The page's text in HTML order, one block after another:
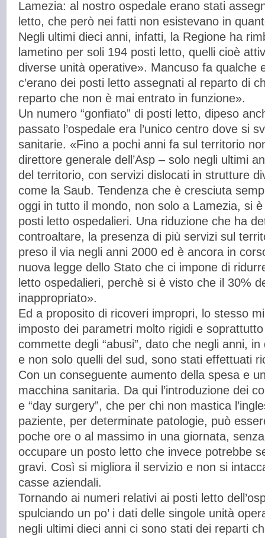
Lamezia: al nostro ospedale erano stati
letto, che però nei fatti non esistevano in
Negli ultimi dieci anni, infatti, la Regione ha
lametino per soli 194 posti letto, quelli cioè
diverse unità operative». Mancuso fa qualche
c’erano dei posti letto assegnati al reparto di
reparto che non è mai entrato in funzione».
Un numero “gonfiato” di posti letto, dipeso
passato l’ospedale era l’unico centro dove si
sanitarie. «Fino a pochi anni fa sul territorio
direttore generale dell’Asp – solo negli ultimi
del territorio, con servizi dislocati in strutture
come la Saub. Tendenza che è cresciuta
oggi in tutto il mondo, non solo a Lamezia, si
posti letto ospedalieri. Una riduzione che ha
controaltare, la presenza di più servizi sul
preso il via negli anni 2000 ed è ancora in
nuova legge dello Stato che ci impone di
letto ospedalieri, perchè si è visto che il 30%
inappropriato».
Ed a proposito di ricoveri impropri, lo stesso
imposto dei parametri molto rigidi e
commette degli “abusi”, dato che negli anni,
e non solo quelli del sud, sono stati effettuati
Con un conseguente aumento della spesa e
macchina sanitaria. Da qui l’introduzione dei
e “day surgery”, che per chi non mastica
paziente, per determinate patologie, può
poche ore o al massimo in una giornata,
occupare un posto letto che invece potrebbe
gravi. Così si migliora il servizio e non si
casse aziendali.
Tornando ai numeri relativi ai posti letto
spulciando un po’ i dati delle singole unità
negli ultimi dieci anni ci sono stati dei reparti